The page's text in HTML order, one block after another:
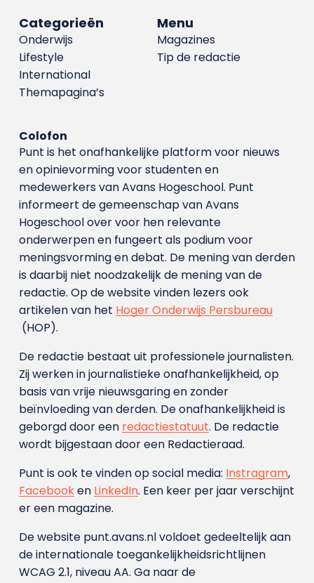
Menu
Magazines
Tip de redactie
Categorieën
Onderwijs
Lifestyle
International
Themapagina’s
Colofon
Punt is het onafhankelijke platform voor nieuws
en opinievorming voor studenten en
medewerkers van Avans Hoge­school. Punt
informeert de gemeenschap van Avans
Hogeschool over voor hen relevante
onderwerpen en fungeert als podium voor
meningsvorming en debat. De mening van derden
is daarbij niet noodzakelijk de mening van de
redactie. Op de website vinden lezers ook
artikelen van het Hoger Onderwijs Persbureau
(HOP).
De redactie bestaat uit professionele journalisten.
Zij werken in journalistieke onafhankelijkheid, op
basis van vrije nieuwsgaring en zonder
beïnvloeding van derden. De onafhankelijkheid is
geborgd door een redactiestatuut. De redactie
wordt bijgestaan door een Redactieraad.
Punt is ook te vinden op social media: Instragram,
Facebooken LinkedIn. Een keer per jaar verschijnt
er een magazine.
De website punt.avans.nl voldoet gedeeltelijk aan
de internationale toegankelijkheidsrichtlijnen
WCAG 2.1, niveau AA. Ga naar de